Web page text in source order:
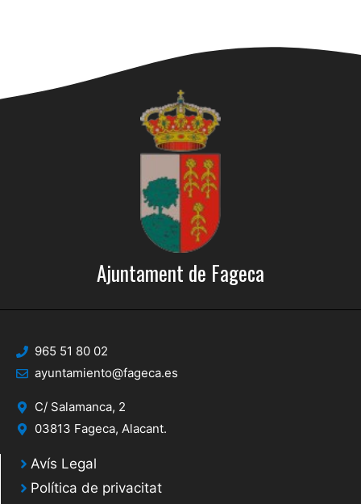
Ajuntament de Fageca
965 51 80 02
ayuntamiento@fageca.es
C/ Salamanca, 2
03813 Fageca, Alacant.
Avís Legal
Política de privacitat